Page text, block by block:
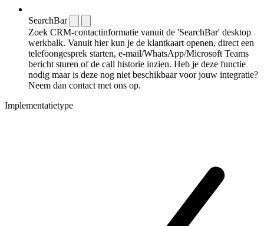
SearchBar
Zoek CRM-contactinformatie vanuit de 'SearchBar' desktop
werkbalk. Vanuit hier kun je de klantkaart openen, direct een
telefoongesprek starten, e-mail/WhatsApp/Microsoft Teams
bericht sturen of de call historie inzien. Heb je deze functie
nodig maar is deze nog niet beschikbaar voor jouw integratie?
Neem dan contact met ons op.
Implementatietype